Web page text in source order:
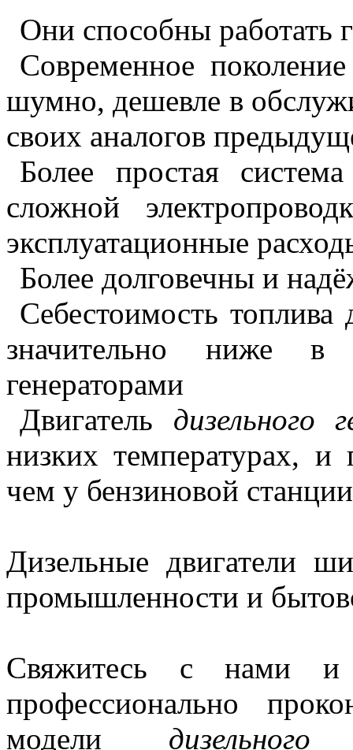
Они способны работать
Современное
шумно, дешевле в
своих аналогов
Более простая
сложной
эксплуатационные
Более долговечны и
Себестоимость
значительно ниже в
генераторами
Двигатель дизельного
низких температурах,
чем у бензиновой станции
Дизельные двигатели
промышленности и
Свяжитесь с нами и
профессионально
модели